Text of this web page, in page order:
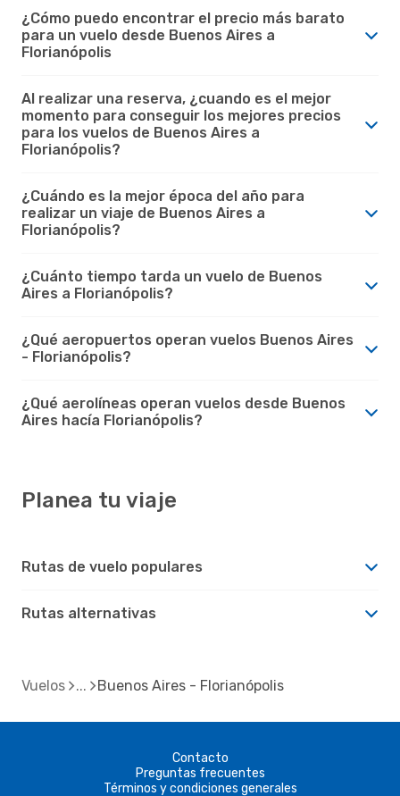
¿Cómo puedo encontrar el precio más barato
para un vuelo desde Buenos Aires a
Florianópolis
Al realizar una reserva, ¿cuando es el mejor
momento para conseguir los mejores precios
para los vuelos de Buenos Aires a
Florianópolis?
¿Cuándo es la mejor época del año para
realizar un viaje de Buenos Aires a
Florianópolis?
¿Cuánto tiempo tarda un vuelo de Buenos
Aires a Florianópolis?
¿Qué aeropuertos operan vuelos Buenos Aires
- Florianópolis?
¿Qué aerolíneas operan vuelos desde Buenos
Aires hacía Florianópolis?
Planea tu viaje
Rutas de vuelo populares
Rutas alternativas
Vuelos Buenos Aires - Florianópolis
Contacto
Preguntas frecuentes
Términos y condiciones generales